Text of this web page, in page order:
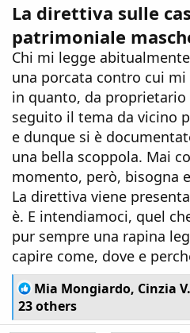
La direttiva sulle
patrimoniale
Chi mi legge
una porcata contro cui
in quanto, da
seguito il tema da vicino
e dunque si è
una bella scoppola. Mai
momento, però, bisogna
La direttiva viene
è. E intendiamoci, quel
pur sempre una rapina
capire come, dove e
R
e
a
Mia Mongiardo, Cinzia V.
23 others